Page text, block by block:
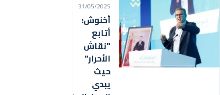
31/05/2025
أخنوش:
أتابع
"نقاش
الأحرار"
حيث
يبدي